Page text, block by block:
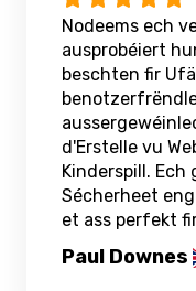
Nodeems ech
ausprobéiert
beschten fir
d'Erstelle vu
Kinderspill. Ech
Sécherheet
et ass perfekt
Paul Downes